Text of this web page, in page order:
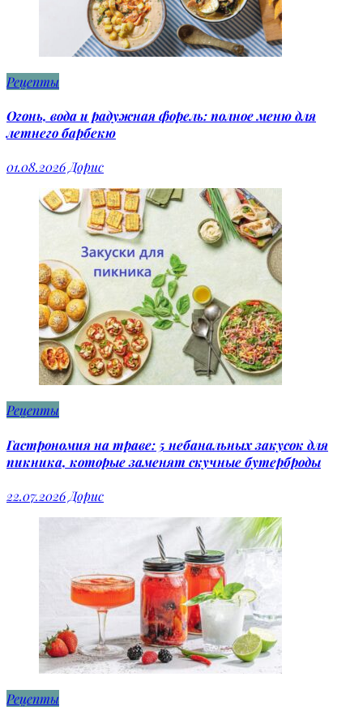
Рецепты
Огонь, вода и радужная форель: полное меню для
летнего барбекю
01.08.2026Дорис
Рецепты
Гастрономия на траве: 5 небанальных закусок для
пикника, которые заменят скучные бутерброды
22.07.2026 Дорис
Рецепты